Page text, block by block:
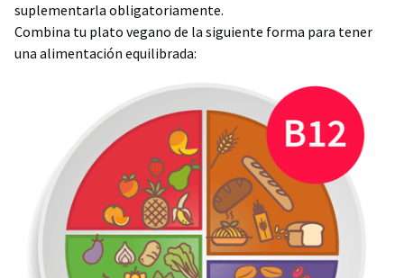
suplementarla obligatoriamente.
Combina tu plato vegano de la siguiente forma para tener
una alimentación equilibrada: